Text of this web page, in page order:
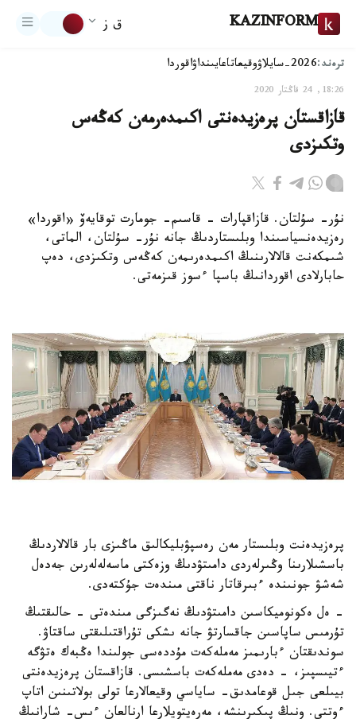
KAZINFORM ق ز
ترەند:2026-سايلاۋ وقيعاتاعايىنداۋاقوردا
18:26, 24 قاڭتار 2020
قازاقستان پرەزيدەنتى اكىمدەرمەن كەڭەس
وتكىزدى
نۇر- سۇلتان. قازاقپارات - قاسىم- جومارت توقايەۆ «اقوردا»
رەزيدەنسياسىندا وبلىستاردىڭ جانە نۇر- سۇلتان، الماتى،
شىمكەنت قالالارىنىڭ اكىمدەرىمەن كەڭەس وتكىزدى، دەپ
حابارلادى اقوردانىڭ باسپا ءسوز قىزمەتى.
پرەزيدەنت وبلىستار مەن رەسپۋبليكالىق ماڭىزى بار قالالاردىڭ
باسشىلارىنا وڭىرلەردى دامىتۋدىڭ وزەكتى ماسەلەلەرىن جەدەل
شەشۋ جونىندە ءبىرقاتار ناقتى مىندەت جۇكتەدى.
- ەل ەكونوميكاسىن دامىتۋدىڭ نەگىزگى مىندەتى - حالىقتىڭ
تۇرمىس ساپاسىن جاقسارتۋ جانە ىشكى تۇراقتىلىقتى ساقتاۋ.
سوندىقتان ءبارىمىز مەملەكەت مۇددەسى جولىندا ەڭبەك ەتۋگە
ءتيىسپىز، - دەدى مەملەكەت باسشىسى. قازاقستان پرەزيدەنتى
بيىلعى جىل قوعامدىق- ساياسي وقيعالارعا تولى بولاتىنىن اتاپ
ءوتتى. ونىڭ پىكىرىنشە، مەرەيتويلارعا ارنالعان ءىس- شارانىڭ